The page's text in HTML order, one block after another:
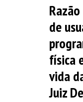
de
física
vida
Juiz